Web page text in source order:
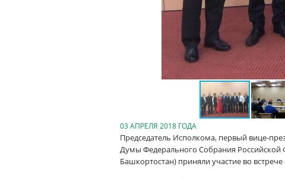
03 АПРЕЛЯ 2018 ГОДА
Председатель Исполкома, первый вице-
Думы Федерального Собрания Российской
Башкортостан) приняли участие во